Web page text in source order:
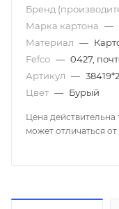
Бренд
Марка картона —
Материал —
Fefco — 0427,
Артикул —
Цвет — Бурый
Цена действительна
может отличаться